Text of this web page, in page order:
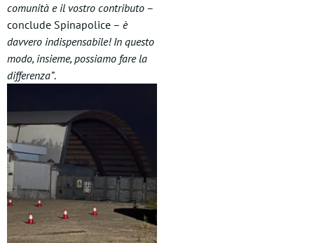
comunità e il vostro contributo –
conclude Spinapolice – è
davvero indispensabile! In questo
modo, insieme, possiamo fare la
differenza”.